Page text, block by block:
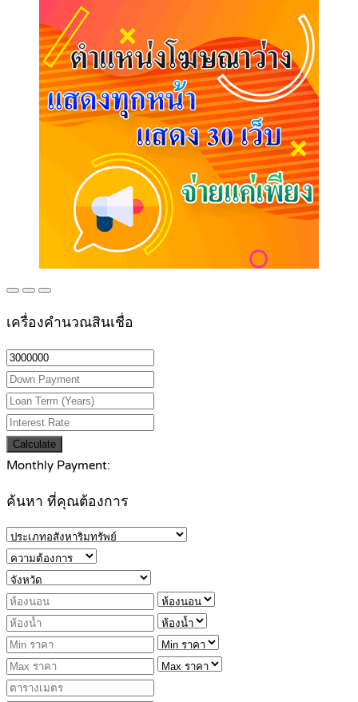
เครื่องคำนวณสินเชื่อ
Calculate
Monthly Payment:
ค้นหา ที่คุณต้องการ